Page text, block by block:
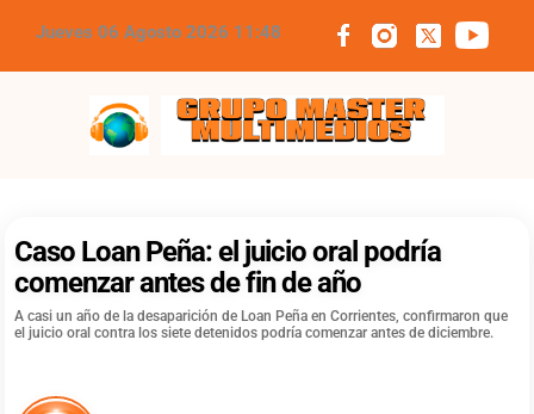
Jueves 06 Agosto 2026 11:48
Grupo Master Multimedios
Caso Loan Peña: el juicio oral podría
comenzar antes de fin de año
A casi un año de la desaparición de Loan Peña en Corrientes, confirmaron que
el juicio oral contra los siete detenidos podría comenzar antes de diciembre.